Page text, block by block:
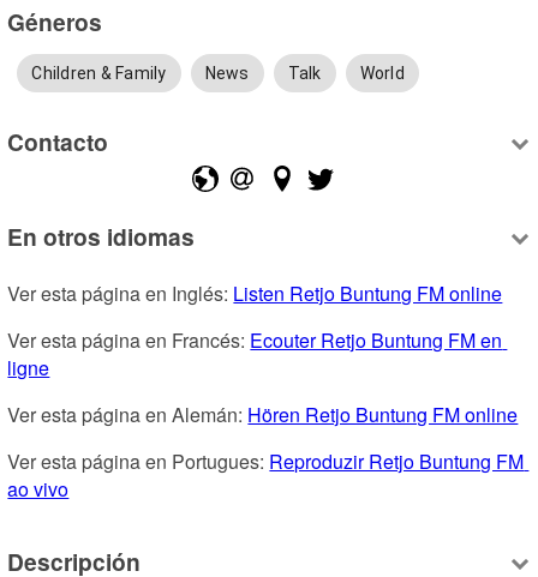
Géneros
Children & Family News Talk World
Contacto
En otros idiomas
Ver esta página en Inglés: Listen Retjo Buntung FM online
Ver esta página en Francés: Ecouter Retjo Buntung FM en
ligne
Ver esta página en Alemán: Hören Retjo Buntung FM online
Ver esta página en Portugues: Reproduzir Retjo Buntung FM
ao vivo
Descripción